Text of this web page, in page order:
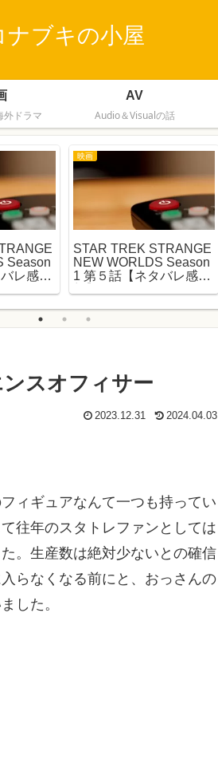
ナブキの小屋
外ドラマ
AV
Audio＆Visualの話
Season
レ感
映画
STAR TREK STRANGE
NEW WORLDS Season
1 第５話【ネタバレ感
スオフィサー
2023.12.31 2024.04.03
ィギュアなんて一つも持ってい
往年のスタトレファンとしては
。生産数は絶対少ないとの確信
らなくなる前にと、おっさんの
した。